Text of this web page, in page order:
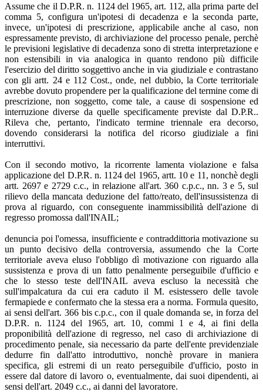
Assume che il D.P.R. n. 1124 del 1965, art. 112, alla prima parte del
comma 5, configura un'ipotesi di decadenza e la seconda parte,
invece, un'ipotesi di prescrizione, applicabile anche al caso, non
espressamente previsto, di archiviazione del processo penale, perchè
le previsioni legislative di decadenza sono di stretta interpretazione e
non estensibili in via analogica in quanto rendono più difficile
l'esercizio del diritto soggettivo anche in via giudiziale e contrastano
con gli artt. 24 e 112 Cost., onde, nel dubbio, la Corte territoriale
avrebbe dovuto propendere per la qualificazione del termine come di
prescrizione, non soggetto, come tale, a cause di sospensione ed
interruzione diverse da quelle specificamente previste dal D.P.R..
Rileva che, pertanto, l'indicato termine triennale era decorso,
dovendo considerarsi la notifica del ricorso giudiziale a fini
interruttivi.
Con il secondo motivo, la ricorrente lamenta violazione e falsa
applicazione del D.P.R. n. 1124 del 1965, artt. 10 e 11, nonchè degli
artt. 2697 e 2729 c.c., in relazione all'art. 360 c.p.c., nn. 3 e 5, sul
rilievo della mancata deduzione del fatto/reato, dell'insussistenza di
prova al riguardo, con conseguente inammissibilità dell'azione di
regresso promossa dall'INAIL;
denuncia poi l'omessa, insufficiente e contraddittoria motivazione su
un punto decisivo della controversia, assumendo che la Corte
territoriale aveva eluso l'obbligo dì motivazione con riguardo alla
sussistenza e prova di un fatto penalmente perseguibile d'ufficio e
che lo stesso teste dell'INAIL aveva escluso la necessità che
sull'impalcatura da cui era caduto il M. esistessero delle tavole
fermapiede e confermato che la stessa era a norma. Formula quesito,
ai sensi dell'art. 366 bis c.p.c., con il quale domanda se, in forza del
D.P.R. n. 1124 del 1965, art. 10, commi 1 e 4, ai fini della
proponibilità dell'azione di regresso, nel caso di archiviazione di
procedimento penale, sia necessario da parte dell'ente previdenziale
dedurre fin dall'atto introduttivo, nonchè provare in maniera
specifica, gli estremi di un reato perseguibile d'ufficio, posto in
essere dal datore di lavoro o, eventualmente, dai suoi dipendenti, ai
sensi dell'art. 2049 c.c., ai danni del lavoratore.